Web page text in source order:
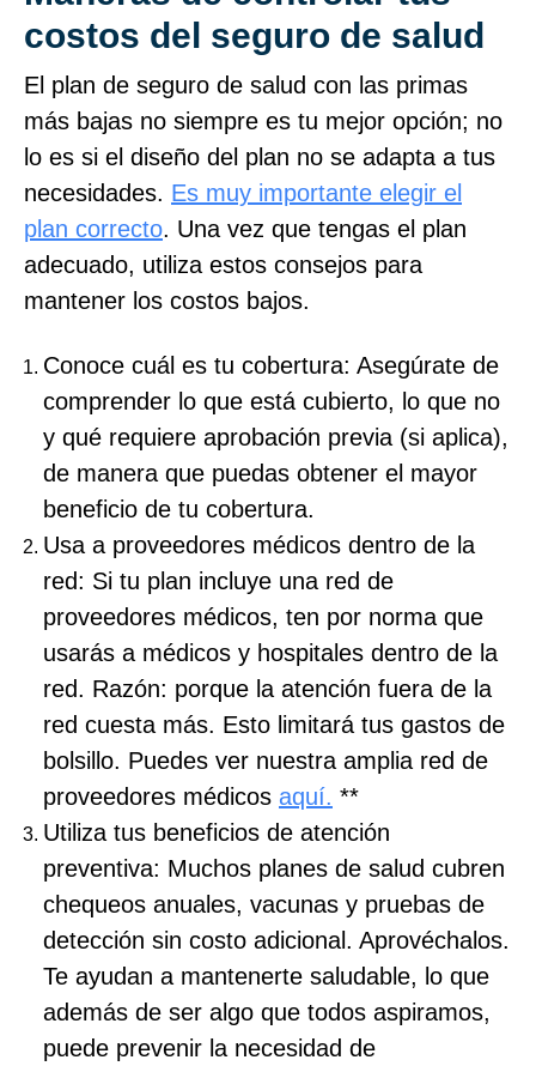
costos del seguro de salud
El plan de seguro de salud con las primas
más bajas no siempre es tu mejor opción; no
lo es si el diseño del plan no se adapta a tus
necesidades. Es muy importante elegir el
plan correcto. Una vez que tengas el plan
adecuado, utiliza estos consejos para
mantener los costos bajos.
Conoce cuál es tu cobertura: Asegúrate de
comprender lo que está cubierto, lo que no
y qué requiere aprobación previa (si aplica),
de manera que puedas obtener el mayor
beneficio de tu cobertura.
Usa a proveedores médicos dentro de la
red: Si tu plan incluye una red de
proveedores médicos, ten por norma que
usarás a médicos y hospitales dentro de la
red. Razón: porque la atención fuera de la
red cuesta más. Esto limitará tus gastos de
bolsillo. Puedes ver nuestra amplia red de
proveedores médicos aquí. **
Utiliza tus beneficios de atención
preventiva: Muchos planes de salud cubren
chequeos anuales, vacunas y pruebas de
detección sin costo adicional. Aprovéchalos.
Te ayudan a mantenerte saludable, lo que
además de ser algo que todos aspiramos,
puede prevenir la necesidad de